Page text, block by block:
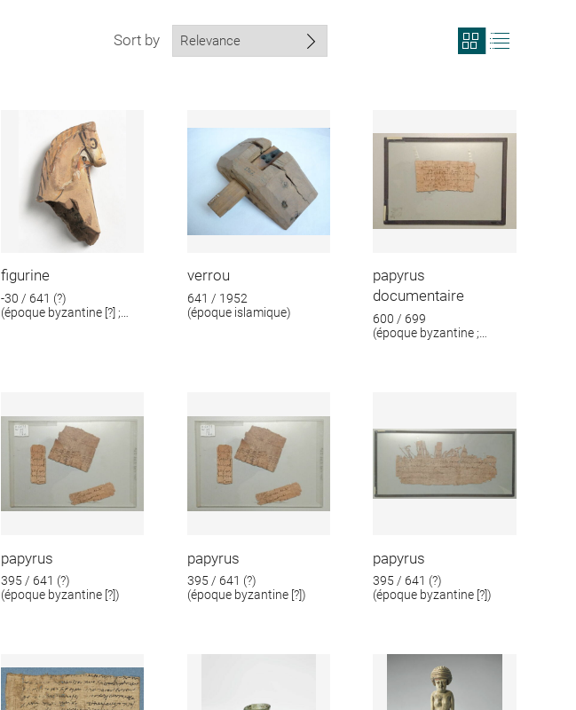
Sort by
View
search
figurine
-30 / 641 (?)
(époque byzantine [?] ;
verrou
641 / 1952
(époque islamique)
papyrus
documentaire
600 / 699
(époque byzantine ;
papyrus
395 / 641 (?)
(époque byzantine [?])
papyrus
395 / 641 (?)
(époque byzantine [?])
papyrus
395 / 641 (?)
(époque byzantine [?])